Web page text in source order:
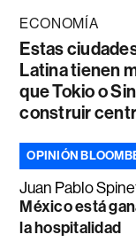
ECONOMÍA
Estas
Latina tienen
que Tokio o
construir
OPINIÓN
Juan Pablo
México está
la hospitalidad